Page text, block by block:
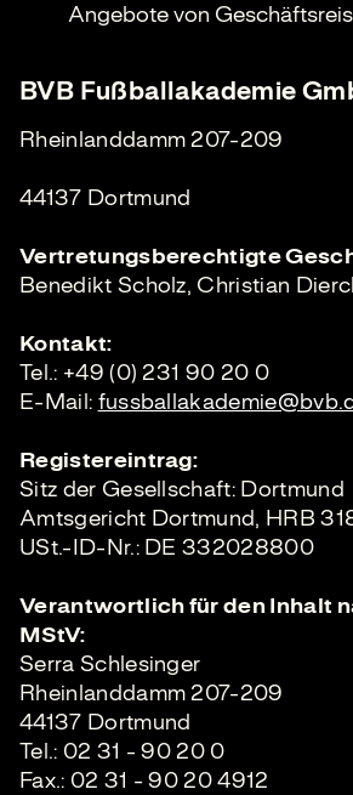
Angebote von
BVB Fußballakademie
Rheinlanddamm 207-209
44137 Dortmund
Vertretungsberechtigte
Benedikt Scholz, Christian
Kontakt:
Tel.: +49 (0) 231 90 20 0
E-Mail:
Registereintrag:
Sitz der Gesellschaft: Dortmund
Amtsgericht Dortmund, HRB
USt.-ID-Nr.: DE 332028800
Verantwortlich für den Inhalt
MStV:
Serra Schlesinger
Rheinlanddamm 207-209
44137 Dortmund
Tel.: 02 31 - 90 20 0
Fax.: 02 31 - 90 20 4912